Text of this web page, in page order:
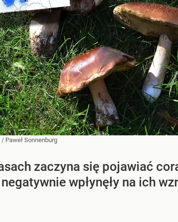
/ Paweł Sonnenburg
zaczyna się pojawiać
wpłynęły na ich